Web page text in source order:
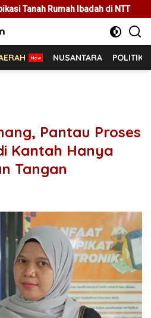
di NTT Rakor Bersama
NUSANTARA POLITIK
Pantau Proses
Kantah Hanya
Tangan